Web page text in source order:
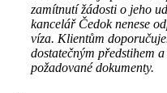
zamítnutí žádosti o jeho
kancelář Čedok nenese
víza. Klientům
dostatečným předstihem
požadované dokumenty.